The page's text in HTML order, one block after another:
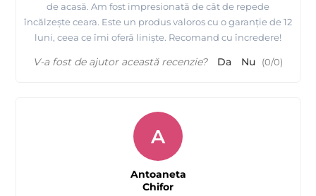
de acasă. Am fost impresionată de cât de repede
încălzește ceara. Este un produs valoros cu o garanție de 12
luni, ceea ce îmi oferă liniște. Recomand cu încredere!
V-a fost de ajutor această recenzie? Da Nu (0/0)
A
Antoaneta
Chifor